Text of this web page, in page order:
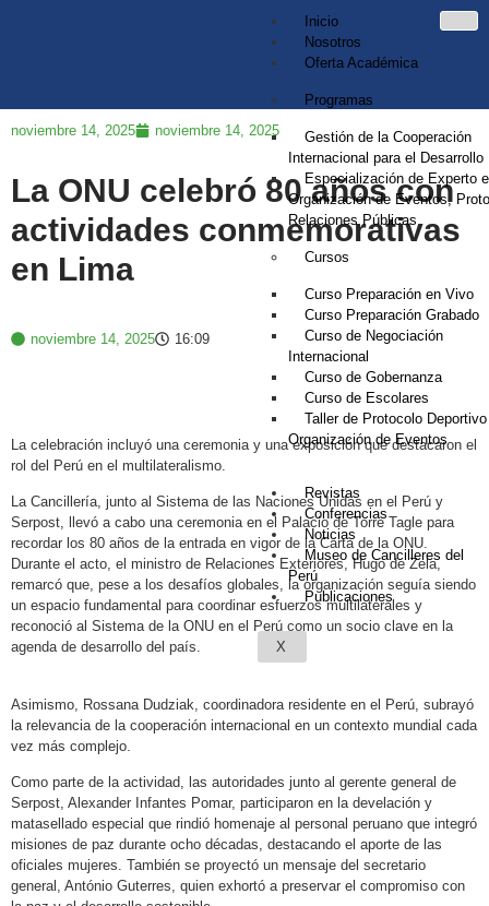
Inicio
Nosotros
Oferta Académica
Programas
Gestión de la Cooperación
Internacional para el Desarrollo
Especialización de Experto
Organización de Eventos,
Relaciones Públicas
Cursos
Curso Preparación en Vivo
Curso Preparación Grabado
Curso de Negociación
Internacional
Curso de Gobernanza
Curso de Escolares
Taller de Protocolo
Organización de Eventos
Revistas
Conferencias
Noticias
Museo de Cancilleres del
Perú
Publicaciones
X
noviembre 14, 2025 noviembre 14, 2025
La ONU celebró 80 años con
actividades conmemorativas
en Lima
noviembre 14, 2025 16:09
La celebración incluyó una ceremonia y una exposición que destacaron el
rol del Perú en el multilateralismo.
La Cancillería, junto al Sistema de las Naciones Unidas en el Perú y
Serpost, llevó a cabo una ceremonia en el Palacio de Torre Tagle para
recordar los 80 años de la entrada en vigor de la Carta de la ONU.
Durante el acto, el ministro de Relaciones Exteriores, Hugo de Zela,
remarcó que, pese a los desafíos globales, la organización seguía siendo
un espacio fundamental para coordinar esfuerzos multilaterales y
reconoció al Sistema de la ONU en el Perú como un socio clave en la
agenda de desarrollo del país.
Asimismo, Rossana Dudziak, coordinadora residente en el Perú, subrayó
la relevancia de la cooperación internacional en un contexto mundial cada
vez más complejo.
Como parte de la actividad, las autoridades junto al gerente general de
Serpost, Alexander Infantes Pomar, participaron en la develación y
matasellado especial que rindió homenaje al personal peruano que integró
misiones de paz durante ocho décadas, destacando el aporte de las
oficiales mujeres. También se proyectó un mensaje del secretario
general, António Guterres, quien exhortó a preservar el compromiso con